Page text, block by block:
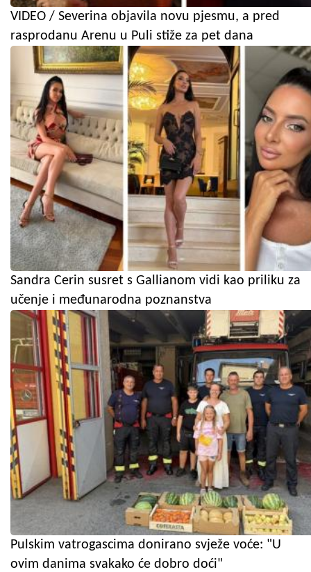
VIDEO / Severina objavila novu pjesmu, a pred
rasprodanu Arenu u Puli stiže za pet dana
Sandra Cerin susret s Gallianom vidi kao priliku za
učenje i međunarodna poznanstva
Pulskim vatrogascima donirano svježe voće: "U
ovim danima svakako će dobro doći"